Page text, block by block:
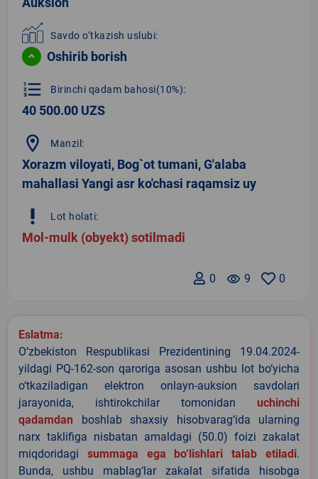
Savdo o‘tkazish uslubi:
Oshirib borish
format_list_numbered Birinchi qadam bahosi(10%):
40 500.00 UZS
location_on Manzil:
Xorazm viloyati, Bog`ot tumani, G'alaba
mahallasi Yangi asr ko'chasi raqamsiz uy
priority_high Lot holati:
Mol-mulk (obyekt) sotilmadi
0
remove_red_eye 9
0
Eslatma:
O‘zbekiston Respublikasi Prezidentining 19.04.2024-
yildagi PQ-162-son qaroriga asosan ushbu lot bo‘yicha
o‘tkaziladigan elektron onlayn-auksion savdolari
jarayonida, ishtirokchilar tomonidan uchinchi
qadamdan boshlab shaxsiy hisobvarag‘ida ularning
narx taklifiga nisbatan amaldagi (50.0) foizi zakalat
miqdoridagi summaga ega bo‘lishlari talab etiladi.
Bunda, ushbu mablag‘lar zakalat sifatida hisobga